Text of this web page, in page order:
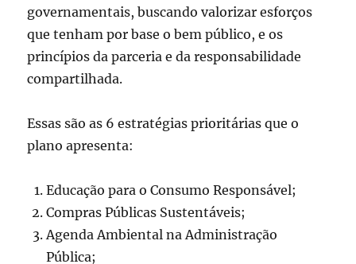
governamentais, buscando valorizar esforços
que tenham por base o bem público, e os
princípios da parceria e da responsabilidade
compartilhada.
Essas são as 6 estratégias prioritárias que o
plano apresenta:
Educação para o Consumo Responsável;
Compras Públicas Sustentáveis;
Agenda Ambiental na Administração
Pública;